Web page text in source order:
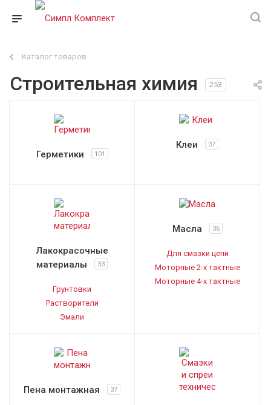
Каталог товаров
Строительная химия 253
Герметики 101
Клеи 37
Лакокрасочные
материалы
33
Грунтовки
Растворители
Эмали
Масла 36
Для смазки цепи
Моторные 2-х тактные
Моторные 4-х тактные
Пена монтажная 37